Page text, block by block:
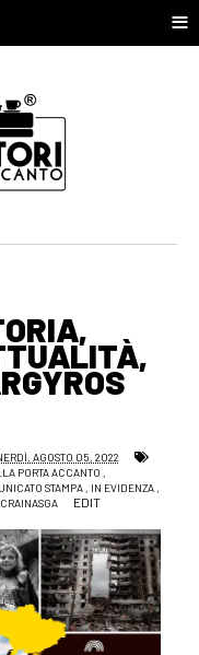
≡
AGOSTO 05, 2022
PORTA ACCANTO ,
STAMPA , IN EVIDENZA ,
EDIT